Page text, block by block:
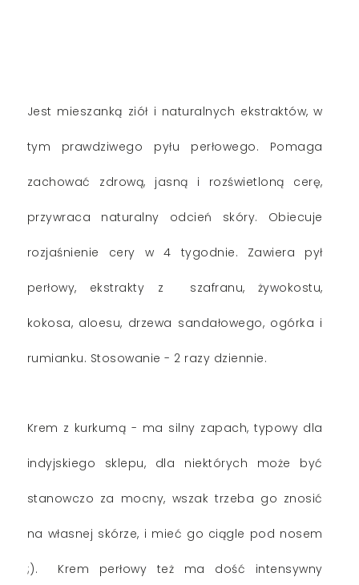
Jest mieszanką ziół i naturalnych ekstraktów, w
tym prawdziwego pyłu perłowego. Pomaga
zachować zdrową, jasną i rozświetloną cerę,
przywraca naturalny odcień skóry. Obiecuje
rozjaśnienie cery w 4 tygodnie. Zawiera pył
perłowy, ekstrakty z szafranu, żywokostu,
kokosa, aloesu, drzewa sandałowego, ogórka i
rumianku. Stosowanie - 2 razy dziennie.
Krem z kurkumą - ma silny zapach, typowy dla
indyjskiego sklepu, dla niektórych może być
stanowczo za mocny, wszak trzeba go znosić
na własnej skórze, i mieć go ciągle pod nosem
;). Krem perłowy też ma dość intensywny